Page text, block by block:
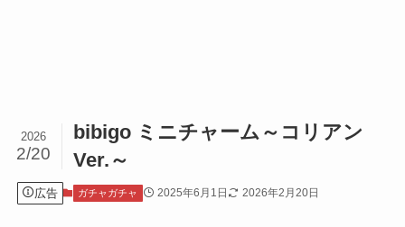
bibigo ミニチャーム～コリアン
Ver.～
2026
2/20
広告 ガチャガチャ 2025年6月1日 2026年2月20日